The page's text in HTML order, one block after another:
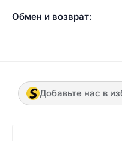
Обмен и возврат:
Добавьте нас в